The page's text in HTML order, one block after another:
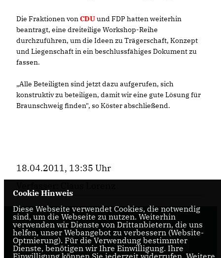
Die Fraktionen vonCDUund FDP hatten weiterhin
beantragt, eine dreiteilige Workshop-Reihe
durchzuführen, um die Ideen zu Trägerschaft, Konzept
und Liegenschaft in ein beschlussfähiges Dokument zu
fassen.
Alle Beteiligten sind jetzt dazu aufgerufen, sich
konstruktiv zu beteiligen, damit wir eine gute Lösung für
Braunschweig finden", so Köster abschließend.
18.04.2011, 13:35 Uhr
Internetseite der CDU-Fraktion im Rat der Stadt
Braunschweig, mit aktuellen Informationen rund
um die Kommunalpolitik in der zweitgrößten Stadt
Cookie Hinweis
Diese Webseite verwendet Cookies, die notwendig
sind, um die Webseite zu nutzen. Weiterhin
verwenden wir Dienste von Drittanbietern, die uns
helfen, unser Webangebot zu verbessern (Website-
Optmierung). Für die Verwendung bestimmter
Dienste, benötigen wir Ihre Einwilligung. Ihre
Einwilligung können Sie jederzeit widerrufen. Weitere